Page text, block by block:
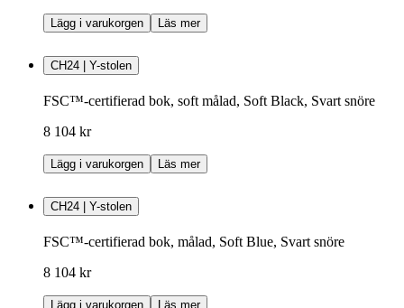
Lägg i varukorgen Läs mer
CH24 | Y-stolen
FSC™-certifierad bok, soft målad, Soft Black, Svart snöre
8 104 kr
Lägg i varukorgen Läs mer
CH24 | Y-stolen
FSC™-certifierad bok, målad, Soft Blue, Svart snöre
8 104 kr
Lägg i varukorgen Läs mer